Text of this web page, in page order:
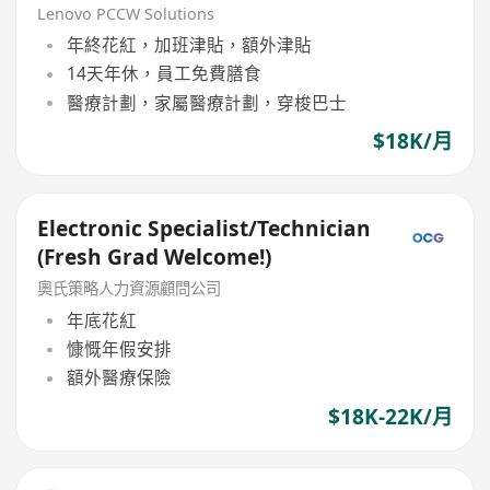
Lenovo PCCW Solutions
年終花紅，加班津貼，額外津貼
14天年休，員工免費膳食
醫療計劃，家屬醫療計劃，穿梭巴士
$18K/月
Electronic Specialist/Technician
(Fresh Grad Welcome!)
奧氏策略人力資源顧問公司
年底花紅
慷慨年假安排
額外醫療保險
$18K-22K/月